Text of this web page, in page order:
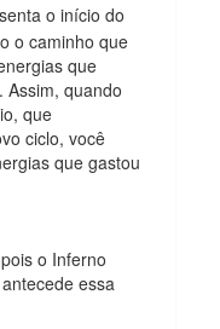
o início do
o caminho que
que
Assim, quando
que
ciclo, você
que gastou
o Inferno
essa